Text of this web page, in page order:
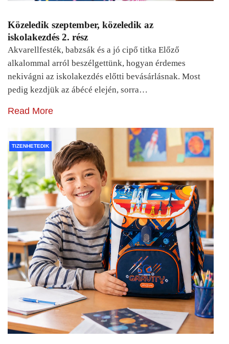
Közeledik szeptember, közeledik az
iskolakezdés 2. rész
Akvarellfesték, babzsák és a jó cipő titka Előző
alkalommal arról beszélgettünk, hogyan érdemes
nekivágni az iskolakezdés előtti bevásárlásnak. Most
pedig kezdjük az ábécé elején, sorra…
Read More
TIZENHETEDIK